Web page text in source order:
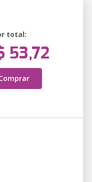
total:
53,72